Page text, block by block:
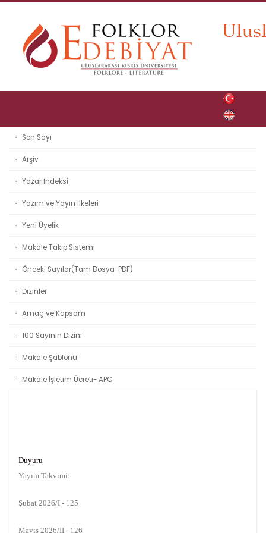
Son Sayı
Arşiv
Yazar İndeksi
Yazım ve Yayın İlkeleri
Yeni Üyelik
Makale Takip Sistemi
Önceki Sayılar(Tam Dosya-PDF)
Dizinler
Amaç ve Kapsam
100 Sayının Dizini
Makale Şablonu
Makale İşletim Ücreti- APC